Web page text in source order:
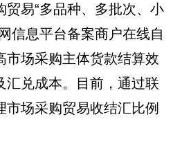
贸易“多品种、多批次、小
信息平台备案商户在线自
市场采购主体货款结算效
汇兑成本。目前，通过联
市场采购贸易收结汇比例